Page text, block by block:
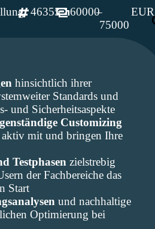
46355 60000–
75000
EUR
hinsichtlich ihrer
Standards und
und Sicherheitsaspekte
Customizing
aktiv mit und bringen Ihre
Testphasen zielstrebig
der Fachbereiche das
Start
und nachhaltige
Optimierung bei